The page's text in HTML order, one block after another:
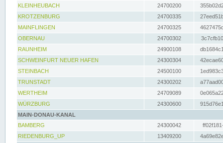
KLEINHEUBACH 24700200
KROTZENBURG
24700335
MAINFLINGEN
24700325
OBERNAU
24700302
RAUNHEIM
24900108
SCHWEINFURT NEUER HAFEN
24300304
STEINBACH
24500100
TRUNSTADT
24300202
WERTHEIM
24709089
WÜRZBURG
24300600
MAIN-DONAU-KANAL
BAMBERG
24300042
RIEDENBURG_UP
13409200